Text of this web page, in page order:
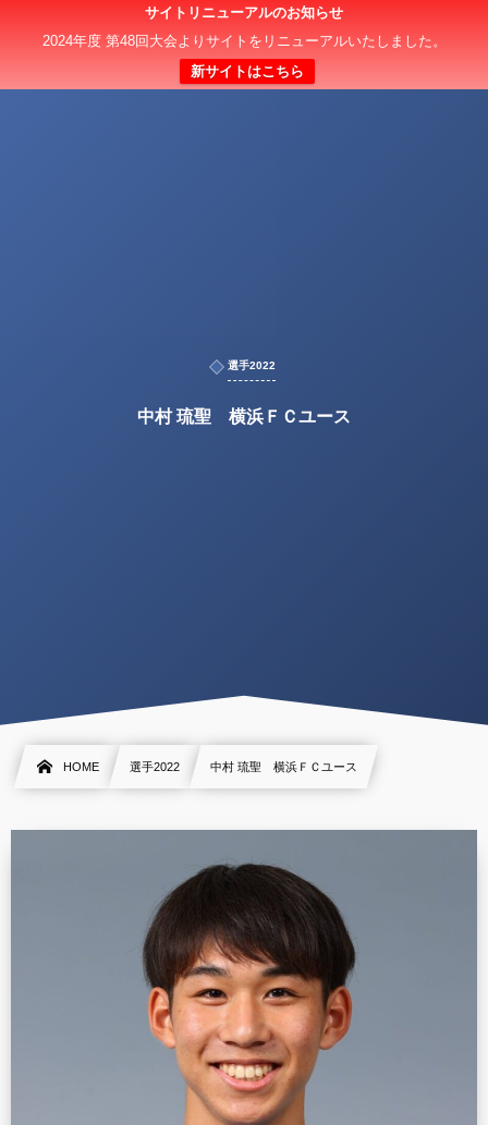
サイトリニューアルのお知らせ
2024年度 第48回大会よりサイトをリニューアルいたしました。
新サイトはこちら
選手2022
中村 琉聖 横浜ＦＣユース
HOME 選手2022 中村 琉聖 横浜ＦＣユース